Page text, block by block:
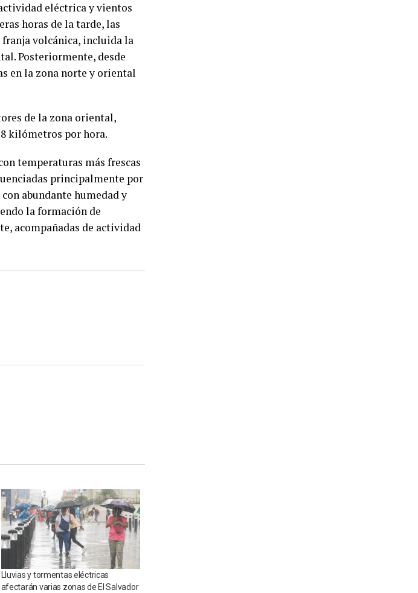
eléctrica y vientos
horas de la tarde, las
volcánica, incluida la
Posteriormente, desde
en la zona norte y oriental
de la zona oriental,
kilómetros por hora.
temperaturas más frescas
principalmente por
abundante humedad y
la formación de
acompañadas de actividad
Lluvias y tormentas eléctricas
afectarán varias zonas de El Salvador